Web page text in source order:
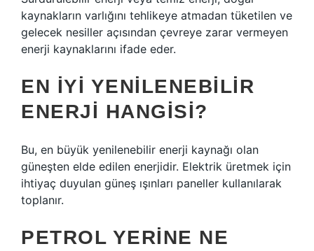
kaynakların varlığını tehlikeye atmadan tüketilen ve
gelecek nesiller açısından çevreye zarar vermeyen
enerji kaynaklarını ifade eder.
EN IYI YENILENEBILIR
ENERJI HANGISI?
Bu, en büyük yenilenebilir enerji kaynağı olan
güneşten elde edilen enerjidir. Elektrik üretmek için
ihtiyaç duyulan güneş ışınları paneller kullanılarak
toplanır.
PETROL YERINE NE